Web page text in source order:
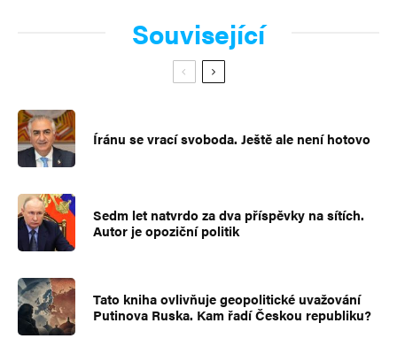
Související
Íránu se vrací svoboda. Ještě ale není hotovo
Sedm let natvrdo za dva příspěvky na sítích.
Autor je opoziční politik
Tato kniha ovlivňuje geopolitické uvažování
Putinova Ruska. Kam řadí Českou republiku?